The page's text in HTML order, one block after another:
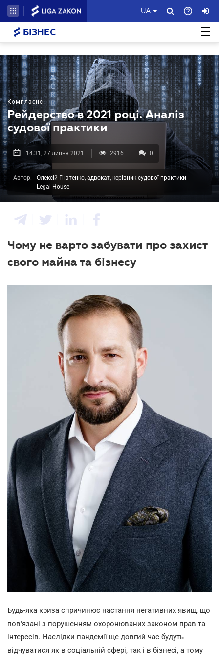
UA
БІЗНЕС
Комплаєнс
Рейдерство в 2021 році. Аналіз
судової практики
14.31, 27 липня 2021 2916 0
Автор:
Олексій Гнатенко, адвокат, керівник судової практики
Legal House
Чому не варто забувати про захист
свого майна та бізнесу
Будь-яка криза спричинює настання негативних явищ, що
пов'язані з порушенням охоронюваних законом прав та
інтересів. Наслідки пандемії ще довгий час будуть
відчуватися як в соціальній сфері, так і в бізнесі, а тому